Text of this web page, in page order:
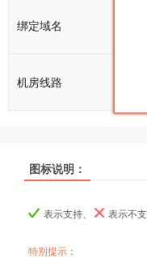
绑定域名
机房线路
产品名称
产品名称
产品名称
图标说明：
表示支持、 表示不支
特别提示：